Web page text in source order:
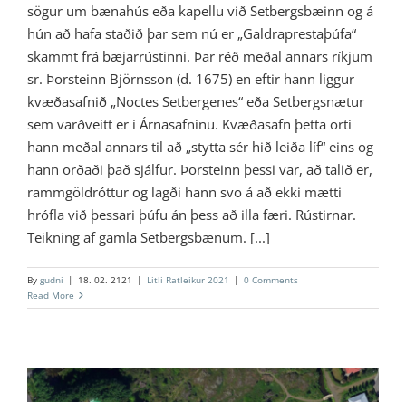
sögur um bænahús eða kapellu við Setbergsbæinn og á
hún að hafa staðið þar sem nú er „Galdraprestaþúfa“
skammt frá bæjarrústinni. Þar réð meðal annars ríkjum
sr. Þorsteinn Björnsson (d. 1675) en eftir hann liggur
kvæðasafnið „Noctes Setbergenes“ eða Setbergsnætur
sem varðveitt er í Árnasafninu. Kvæðasafn þetta orti
hann meðal annars til að „stytta sér hið leiða líf“ eins og
hann orðaði það sjálfur. Þorsteinn þessi var, að talið er,
rammgöldróttur og lagði hann svo á að ekki mætti
hrófla við þessari þúfu án þess að illa færi. Rústirnar.
Teikning af gamla Setbergsbænum. [...]
By gudni | 18. 02. 2121 | Litli Ratleikur 2021 | 0 Comments
Read More